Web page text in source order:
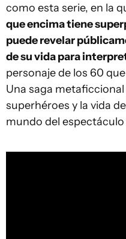
como esta serie, en la
que encima tiene
puede revelar
de su vida para
personaje de los 60
Una saga
superhéroes y la vida
mundo del